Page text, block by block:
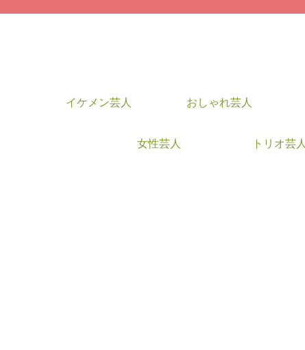
イケメン芸人 おしゃれ芸人
女性芸人 トリオ芸人